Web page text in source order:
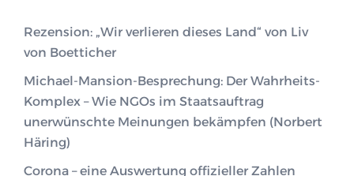
Rezension: „Wir verlieren dieses Land“ von Liv
von Boetticher
Michael-Mansion-Besprechung: Der Wahrheits-
Komplex – Wie NGOs im Staatsauftrag
unerwünschte Meinungen bekämpfen (Norbert
Häring)
Corona – eine Auswertung offizieller Zahlen